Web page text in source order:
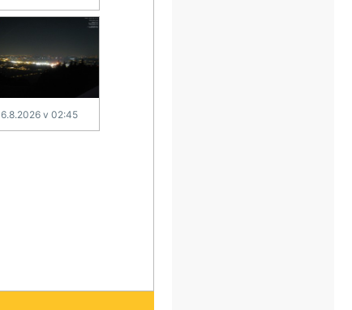
6.8.2026 v 02:45